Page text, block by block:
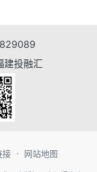
建投融汇
接 · 网站地图